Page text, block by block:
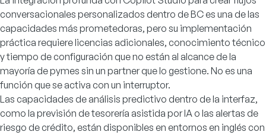
conversacionales personalizados dentro de BC es una de las
capacidades más prometedoras, pero su implementación
práctica requiere licencias adicionales, conocimiento técnico
y tiempo de configuración que no están al alcance de la
mayoría de pymes sin un partner que lo gestione. No es una
función que se activa con un interruptor.
Las capacidades de análisis predictivo dentro de la interfaz,
como la previsión de tesorería asistida por IA o las alertas de
riesgo de crédito, están disponibles en entornos en inglés con